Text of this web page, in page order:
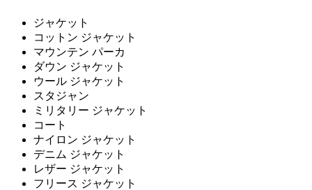
ジャケット
コットン ジャケット
マウンテン パーカ
ダウン ジャケット
ウール ジャケット
スタジャン
ミリタリー ジャケット
コート
ナイロン ジャケット
デニム ジャケット
レザー ジャケット
フリース ジャケット